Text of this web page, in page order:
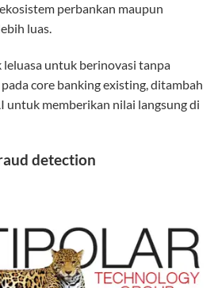
perbankan maupun
luas.
leluasa untuk berinovasi tanpa
core banking existing, ditambah
untuk memberikan nilai langsung di
detection